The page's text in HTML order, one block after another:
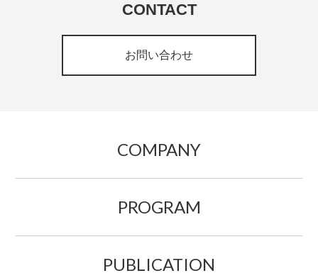
CONTACT
お問い合わせ
COMPANY
PROGRAM
PUBLICATION